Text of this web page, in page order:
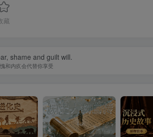
藏
shame and guilt will.
和内疚会代替你享受